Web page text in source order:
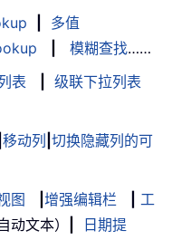
多值
模糊查找……
表
级联下拉列表
移动列 切换隐藏列的可
图 增强编辑栏
工
动文本）
日期提